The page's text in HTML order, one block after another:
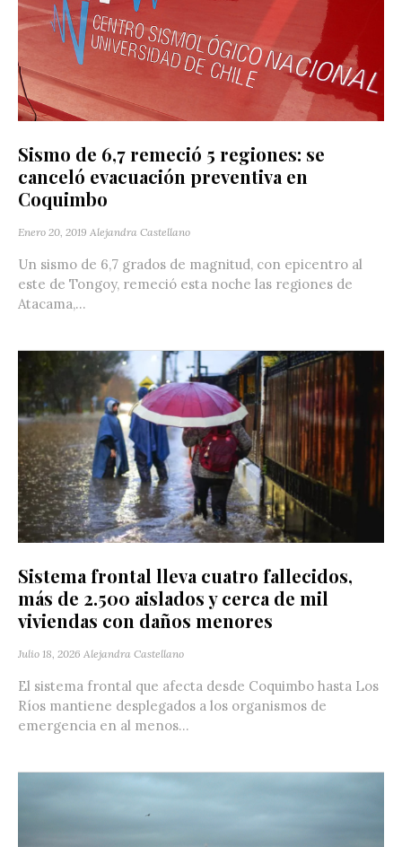
Sismo de 6,7 remeció 5 regiones: se
canceló evacuación preventiva en
Coquimbo
Enero 20, 2019 Alejandra Castellano
Un sismo de 6,7 grados de magnitud, con epicentro al
este de Tongoy, remeció esta noche las regiones de
Atacama,...
Sistema frontal lleva cuatro fallecidos,
más de 2.500 aislados y cerca de mil
viviendas con daños menores
Julio 18, 2026 Alejandra Castellano
El sistema frontal que afecta desde Coquimbo hasta Los
Ríos mantiene desplegados a los organismos de
emergencia en al menos...